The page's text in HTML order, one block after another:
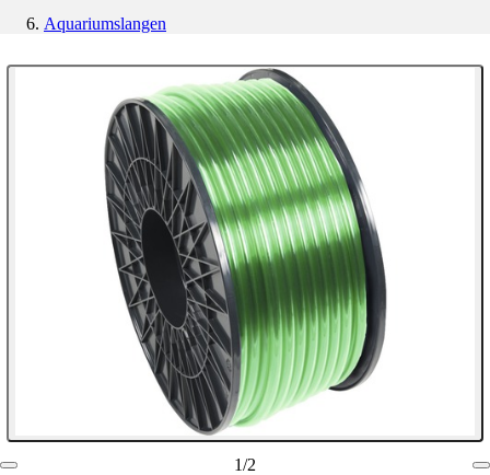
Aquariumslangen
1/2